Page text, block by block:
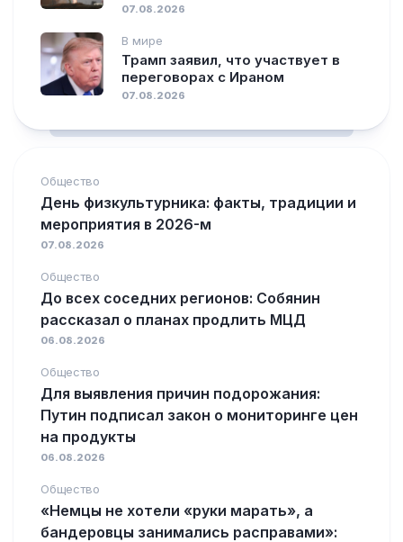
07.08.2026
В мире
Трамп заявил, что участвует в
переговорах с Ираном
07.08.2026
Общество
День физкультурника: факты, традиции и
мероприятия в 2026-м
07.08.2026
Общество
До всех соседних регионов: Собянин
рассказал о планах продлить МЦД
06.08.2026
Общество
Для выявления причин подорожания:
Путин подписал закон о мониторинге цен
на продукты
06.08.2026
Общество
«Немцы не хотели «руки марать», а
бандеровцы занимались расправами»: